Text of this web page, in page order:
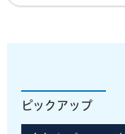
ピックアップ